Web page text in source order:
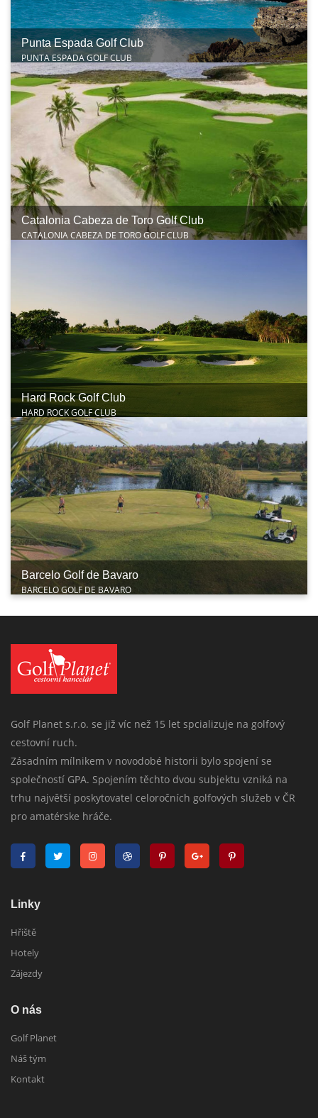
Punta Espada Golf Club
PUNTA ESPADA GOLF CLUB
Catalonia Cabeza de Toro Golf Club
CATALONIA CABEZA DE TORO GOLF CLUB
Hard Rock Golf Club
HARD ROCK GOLF CLUB
Barcelo Golf de Bavaro
BARCELO GOLF DE BAVARO
Golf Planet s.r.o. se již víc než 15 let spcializuje na golfový
cestovní ruch.
Zásadním mílnikem v novodobé historii bylo spojení se
společností GPA. Spojením těchto dvou subjektu vzniká na
trhu najvětší poskytovatel celoročních golfových služeb v ČR
pro amatérske hráče.
Linky
Hřiště
Hotely
Zájezdy
O nás
Golf Planet
Náš tým
Kontakt